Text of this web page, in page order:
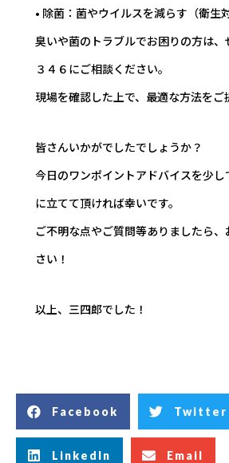
• 除菌：菌やウイルスを減らす（衛生対
臭いや菌のトラブルでお困りの方は
３４６にご相談ください。
現場を確認した上で、最適な方法をご
皆さんいかがでしたでしょうか？
今日のワンポイントアドバイスを少
に立てて頂ければ幸いです。
ご不明な点やご質問等ありましたら
さい！
以上、三四郎でした！
Facebook Twitter
LinkedIn Email